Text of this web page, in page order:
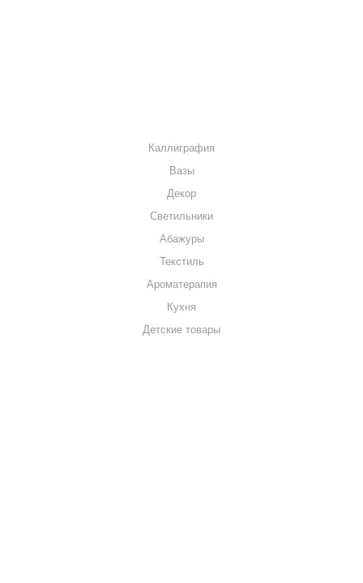
Каллиграфия
Вазы
Декор
Светильники
Абажуры
Текстиль
Ароматерапия
Кухня
Детские товары